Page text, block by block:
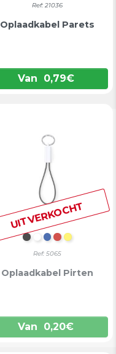
Ref: 21036
Oplaadkabel Parets
Van 0,79€
UITVERKOCHT
ZWART
WITBLAUW
ROOD
GEEL
Ref: 5065
Oplaadkabel Pirten
Van 0,20€